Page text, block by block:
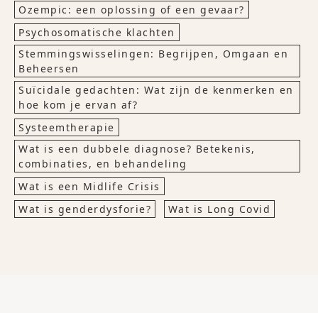
Ozempic: een oplossing of een gevaar?
Psychosomatische klachten
Stemmingswisselingen: Begrijpen, Omgaan en
Beheersen
Suïcidale gedachten: Wat zijn de kenmerken en
hoe kom je ervan af?
Systeemtherapie
Wat is een dubbele diagnose? Betekenis,
combinaties, en behandeling
Wat is een Midlife Crisis
Wat is genderdysforie?
Wat is Long Covid